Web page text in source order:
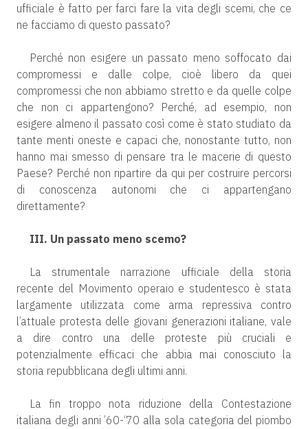
ufficiale è fatto per farci fare la vita degli scemi, che ce
ne facciamo di questo passato?
Perché non esigere un passato meno soffocato dai
compromessi e dalle colpe, cioè libero da quei
compromessi che non abbiamo stretto e da quelle colpe
che non ci appartengono? Perché, ad esempio, non
esigere almeno il passato così come è stato studiato da
tante menti oneste e capaci che, nonostante tutto, non
hanno mai smesso di pensare tra le macerie di questo
Paese? Perché non ripartire da qui per costruire percorsi
di conoscenza autonomi che ci appartengano
direttamente?
III. Un passato meno scemo?
La strumentale narrazione ufficiale della storia
recente del Movimento operaio e studentesco è stata
largamente utilizzata come arma repressiva contro
l’attuale protesta delle giovani generazioni italiane, vale
a dire contro una delle proteste più cruciali e
potenzialmente efficaci che abbia mai conosciuto la
storia repubblicana degli ultimi anni.
La fin troppo nota riduzione della Contestazione
italiana degli anni ’60-‘70 alla sola categoria del piombo